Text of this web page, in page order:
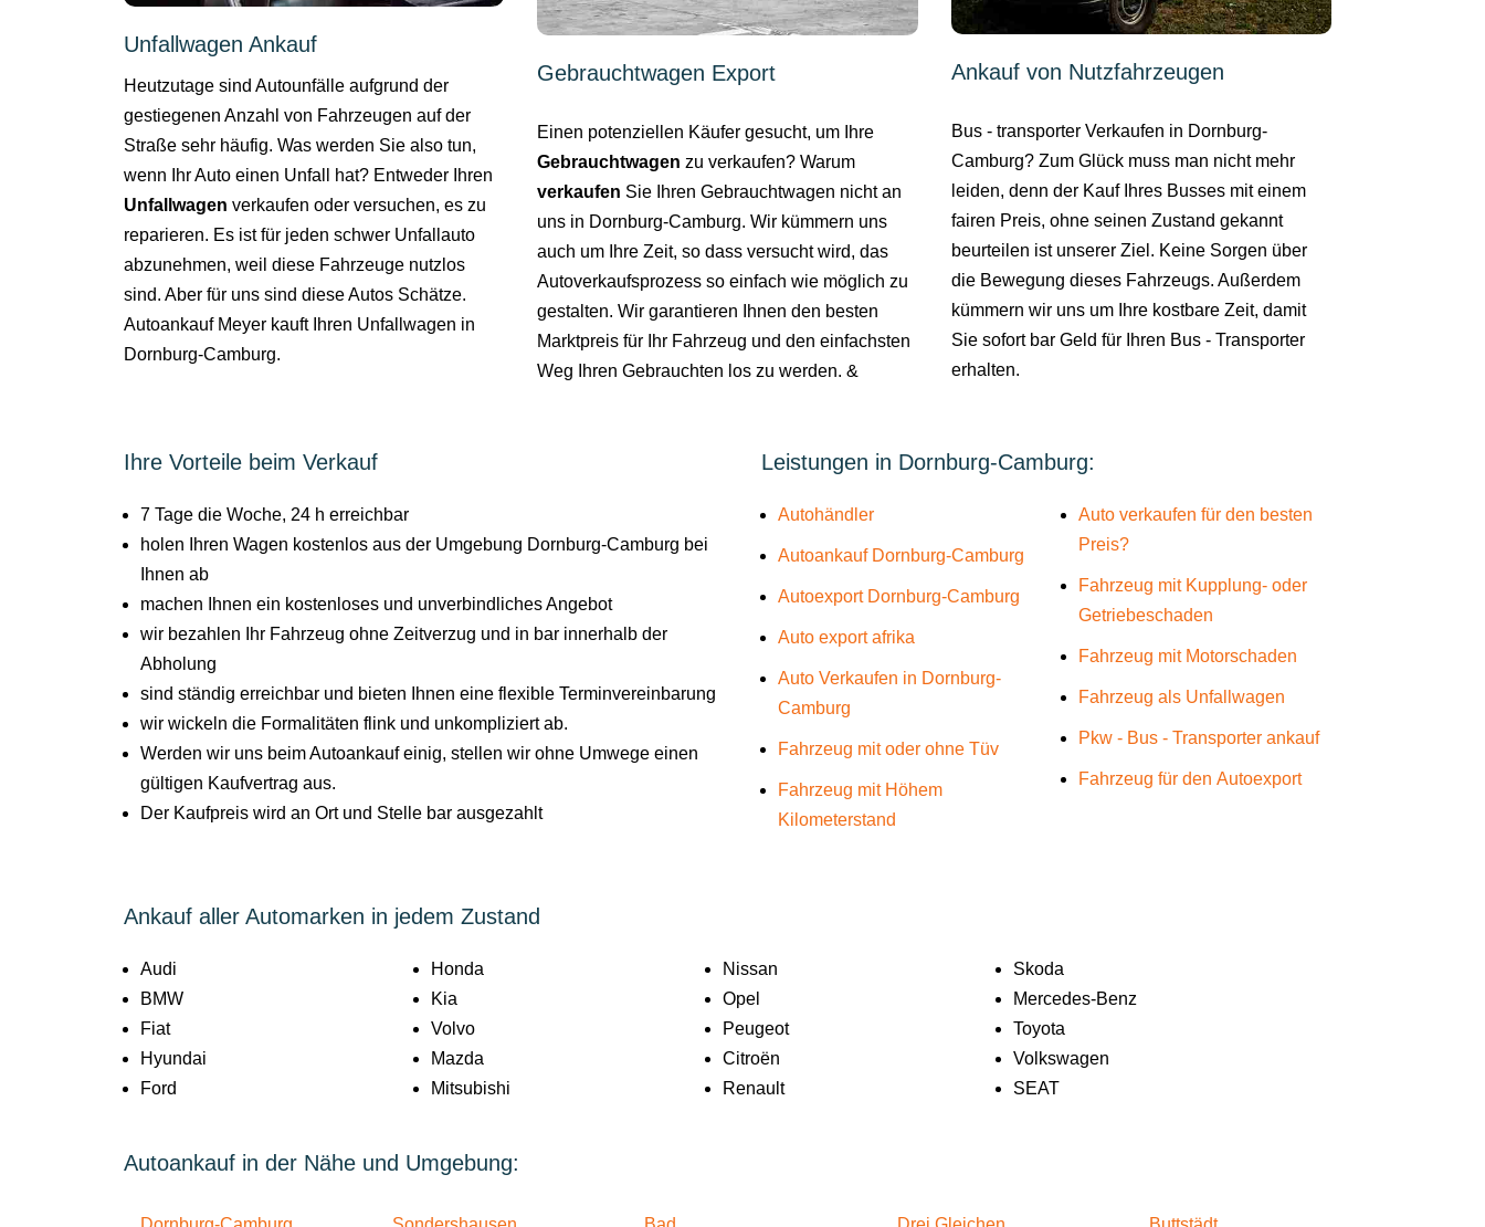
Unfallwagen Ankauf
Heutzutage sind Autounfälle aufgrund der
gestiegenen Anzahl von Fahrzeugen auf der
Straße sehr häufig. Was werden Sie also tun,
wenn Ihr Auto einen Unfall hat? Entweder Ihren
Unfallwagen verkaufen oder versuchen, es zu
reparieren. Es ist für jeden schwer Unfallauto
abzunehmen, weil diese Fahrzeuge nutzlos
sind. Aber für uns sind diese Autos Schätze.
Autoankauf Meyer kauft Ihren Unfallwagen in
Dornburg-Camburg.
Gebrauchtwagen Export
Einen potenziellen Käufer gesucht, um Ihre
Gebrauchtwagen zu verkaufen? Warum
verkaufen Sie Ihren Gebrauchtwagen nicht an
uns in Dornburg-Camburg. Wir kümmern uns
auch um Ihre Zeit, so dass versucht wird, das
Autoverkaufsprozess so einfach wie möglich zu
gestalten. Wir garantieren Ihnen den besten
Marktpreis für Ihr Fahrzeug und den einfachsten
Weg Ihren Gebrauchten los zu werden. &
Ankauf von Nutzfahrzeugen
Bus - transporter Verkaufen in Dornburg-
Camburg? Zum Glück muss man nicht mehr
leiden, denn der Kauf Ihres Busses mit einem
fairen Preis, ohne seinen Zustand gekannt
beurteilen ist unserer Ziel. Keine Sorgen über
die Bewegung dieses Fahrzeugs. Außerdem
kümmern wir uns um Ihre kostbare Zeit, damit
Sie sofort bar Geld für Ihren Bus - Transporter
erhalten.
Ihre Vorteile beim Verkauf
7 Tage die Woche, 24 h erreichbar
holen Ihren Wagen kostenlos aus der Umgebung Dornburg-Camburg bei
Ihnen ab
machen Ihnen ein kostenloses und unverbindliches Angebot
wir bezahlen Ihr Fahrzeug ohne Zeitverzug und in bar innerhalb der
Abholung
sind ständig erreichbar und bieten Ihnen eine flexible Terminvereinbarung
wir wickeln die Formalitäten flink und unkompliziert ab.
Werden wir uns beim Autoankauf einig, stellen wir ohne Umwege einen
gültigen Kaufvertrag aus.
Der Kaufpreis wird an Ort und Stelle bar ausgezahlt
Leistungen in Dornburg-Camburg:
Autohändler
Autoankauf Dornburg-Camburg
Autoexport Dornburg-Camburg
Auto export afrika
Auto Verkaufen in Dornburg-
Camburg
Fahrzeug mit oder ohne Tüv
Fahrzeug mit Höhem
Kilometerstand
Auto verkaufen für den besten
Preis?
Fahrzeug mit Kupplung- oder
Getriebeschaden
Fahrzeug mit Motorschaden
Fahrzeug als Unfallwagen
Pkw - Bus - Transporter ankauf
Fahrzeug für den Autoexport
Ankauf aller Automarken in jedem Zustand
Audi
BMW
Fiat
Hyundai
Ford
Honda
Kia
Volvo
Mazda
Mitsubishi
Nissan
Opel
Peugeot
Citroën
Renault
Skoda
Mercedes-Benz
Toyota
Volkswagen
SEAT
Autoankauf in der Nähe und Umgebung: